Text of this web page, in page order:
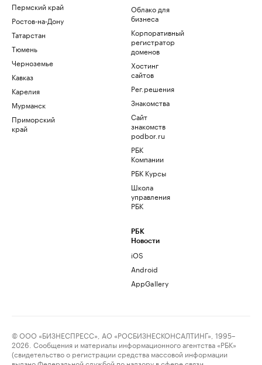
Пермский край
Ростов-на-Дону
Татарстан
Тюмень
Черноземье
Кавказ
Карелия
Мурманск
Приморский
край
Облако для
бизнеса
Корпоративный
регистратор
доменов
Хостинг
сайтов
Рег.решения
Знакомства
Сайт
знакомств
podbor.ru
РБК
Компании
РБК Курсы
Школа
управления
РБК
РБК
Новости
iOS
Android
AppGallery
© ООО «БИЗНЕСПРЕСС», АО «РОСБИЗНЕСКОНСАЛТИНГ», 1995–
2026. Сообщения и материалы информационного агентства «РБК»
(свидетельство о регистрации средства массовой информации